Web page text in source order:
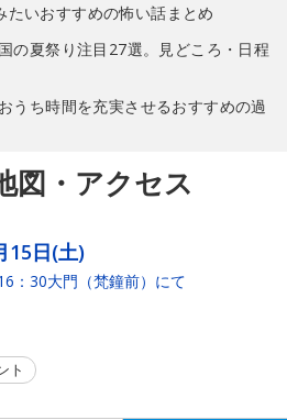
たいおすすめの怖い話まとめ
の夏祭り注目27選。見どころ・日程
うち時間を充実させるおすすめの過
図・アクセス
15日(土)
：30大門（梵鐘前）にて
ト